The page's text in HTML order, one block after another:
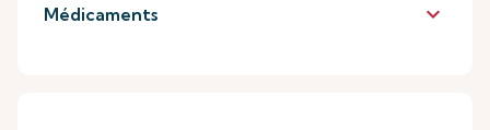
Médicaments keyboard_arrow_down